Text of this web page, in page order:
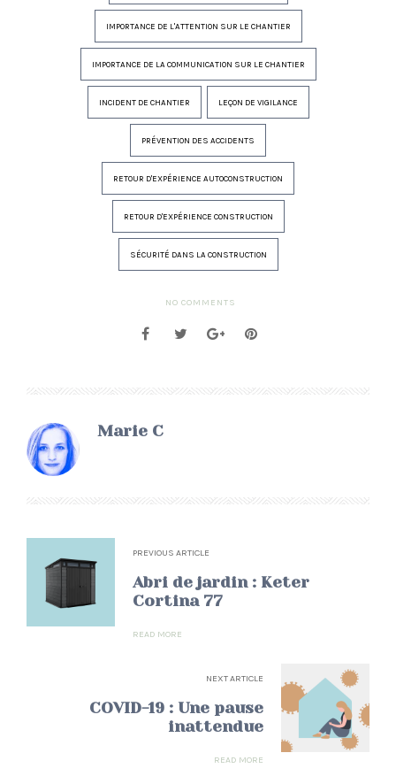
IMPORTANCE DE L'ATTENTION SUR LE CHANTIER
IMPORTANCE DE LA COMMUNICATION SUR LE CHANTIER
INCIDENT DE CHANTIER LEÇON DE VIGILANCE
PRÉVENTION DES ACCIDENTS
RETOUR D'EXPÉRIENCE AUTOCONSTRUCTION
RETOUR D'EXPÉRIENCE CONSTRUCTION
SÉCURITÉ DANS LA CONSTRUCTION
NO COMMENTS
Marie C
PREVIOUS ARTICLE
Abri de jardin : Keter
Cortina 77
READ MORE
NEXT ARTICLE
COVID-19 : Une pause
inattendue
READ MORE